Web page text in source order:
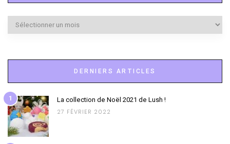
Archives
DERNIERS ARTICLES
1 La collection de Noël 2021 de Lush !
27 FÉVRIER 2022